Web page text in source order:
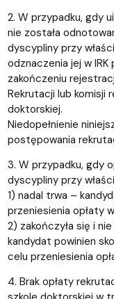
2. W przypadku, gdy
nie została
dyscypliny przy
odznaczenia jej w
zakończeniu
Rekrutacji lub komisji
doktorskiej.
Niedopełnienie
postępowania
3. W przypadku, gdy
dyscypliny przy
1) nadal trwa –
przeniesienia opłaty
2) zakończyła się i
kandydat powinien
celu przeniesienia
4. Brak opłaty